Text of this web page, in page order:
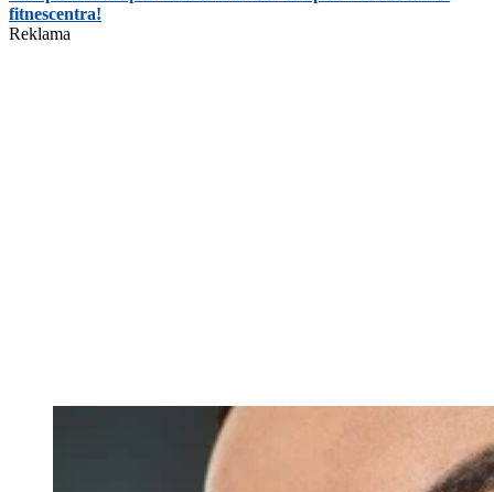
fitnescentra!
Reklama